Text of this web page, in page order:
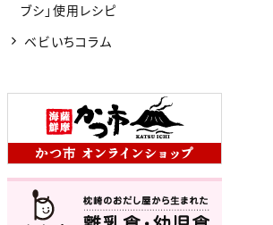
ブシ」使用レシピ
ベビいちコラム